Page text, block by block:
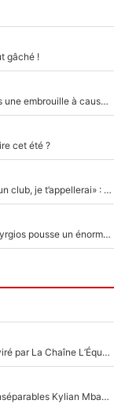
gâché !
«Détester à vie», Stéphane Guy dans une embrouille à cause du PSG !
cet été ?
Mercato - OM - «Dès que je prends un club, je t’appellerai» : La promesse de Marcelino au moment de claquer la porte
Victime de racisme contre Murray, Kyrgios pousse un énorme coup de gueule !
Un chroniqueur de L’Équipe du Soir viré par La Chaîne L’Équipe : Même Olivier Ménard n’avait pas pu empêcher son départ, «je l’ai appris sur Twitter, je l’ai vécu assez mal»
Loin du Real Madrid et du PSG, les inséparables Kylian Mbappé et Achraf Hakimi changent d'équipe le temps d'une journée !